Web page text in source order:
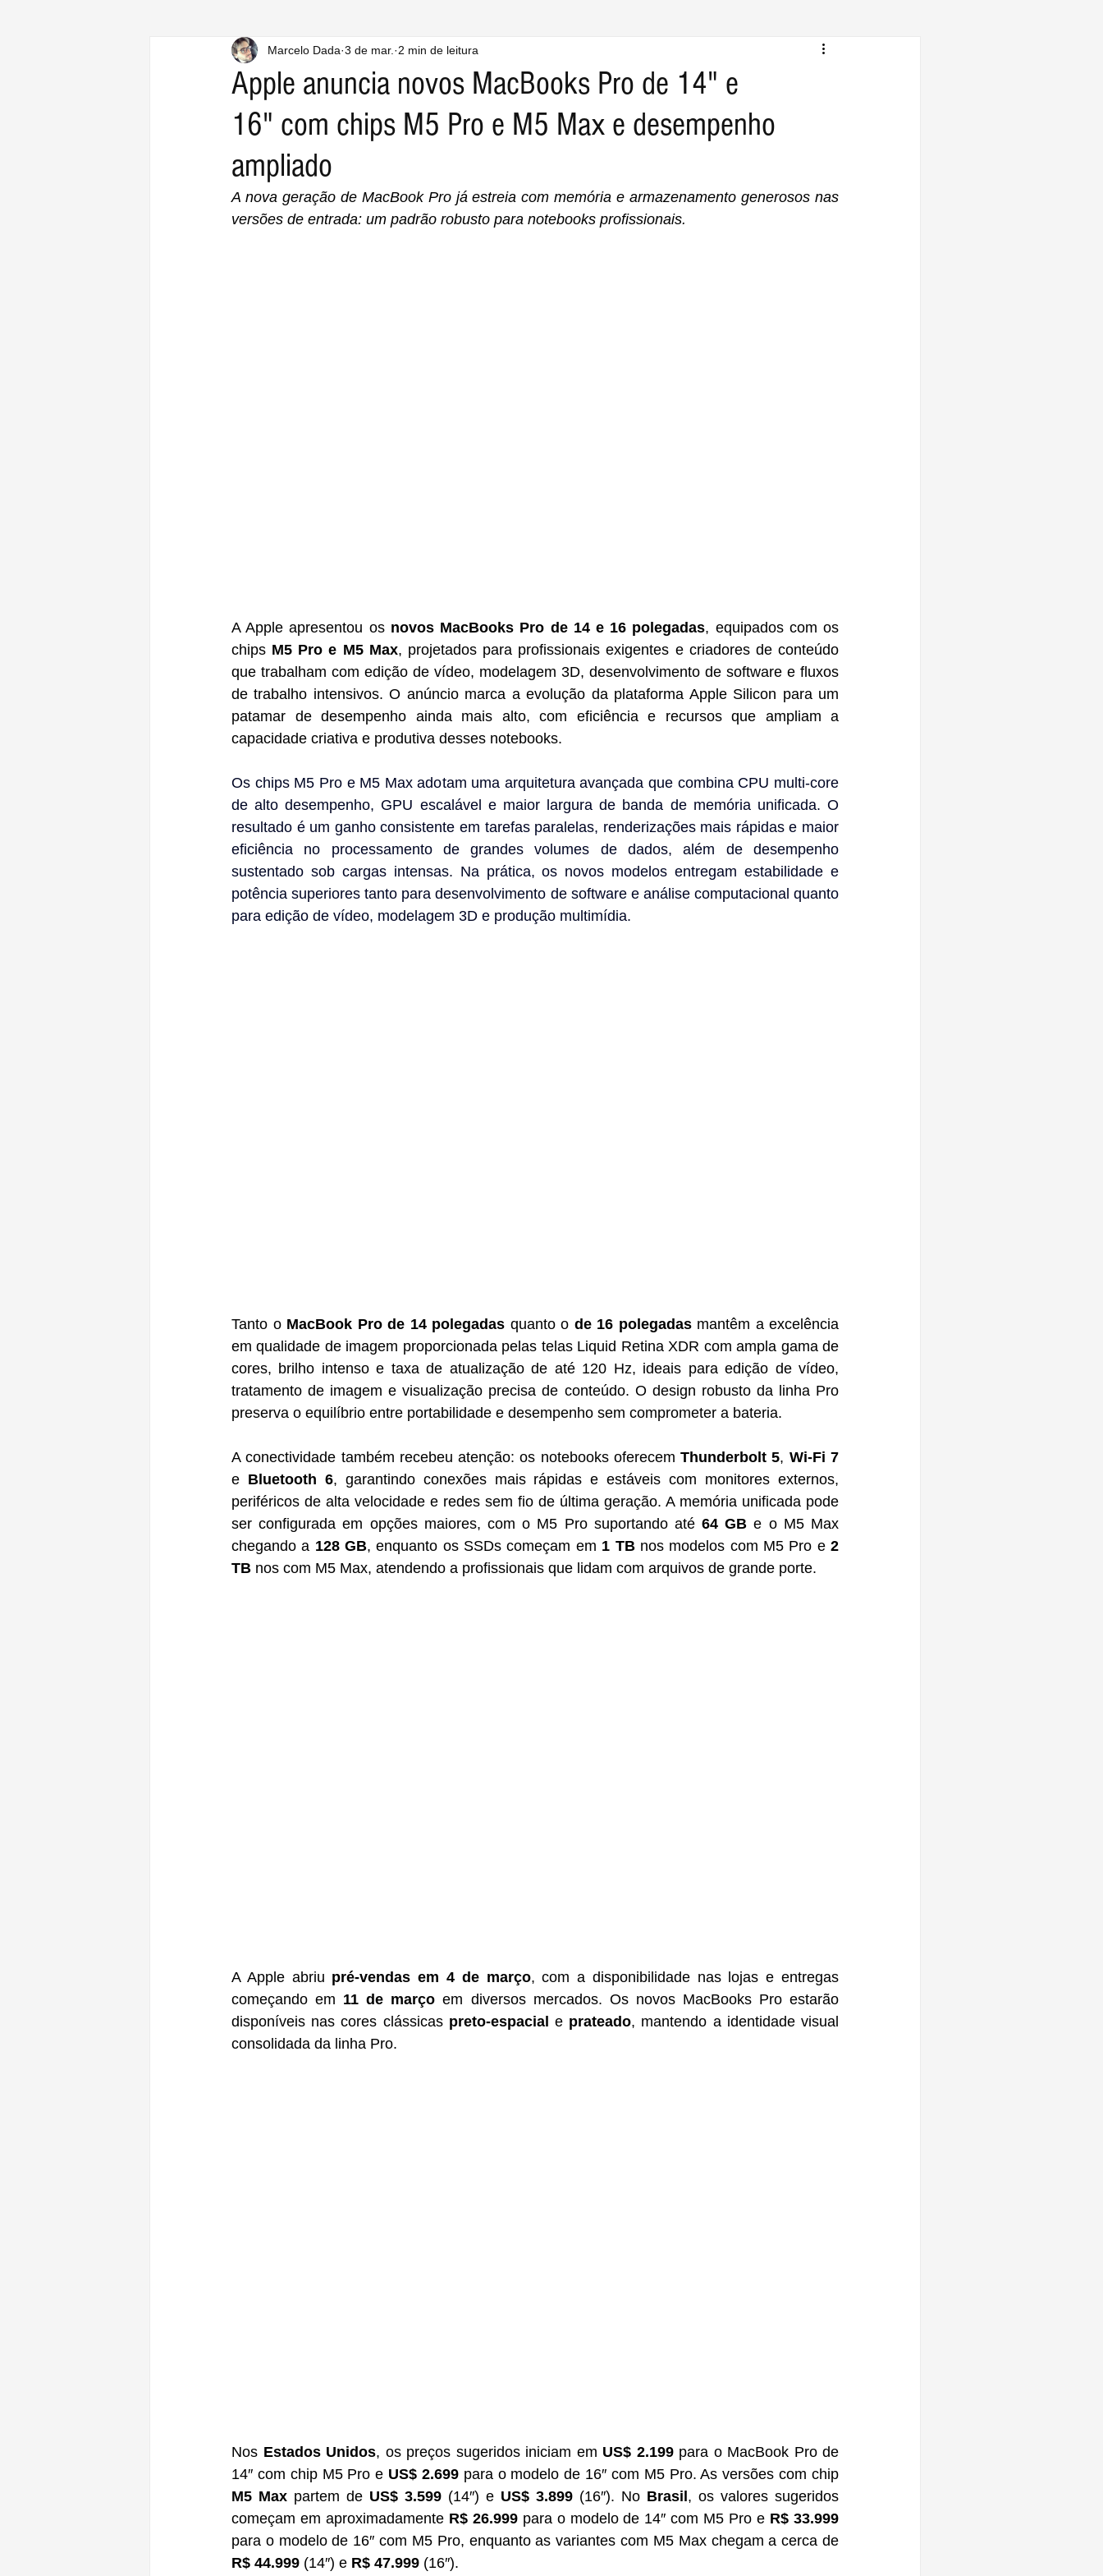
Apple anuncia novos MacBooks Pro de 14" e
16" com chips M5 Pro e M5 Max e desempenho
ampliado
Marcelo Dada 3 de mar. 2 min de leitura
A nova geração de MacBook Pro já estreia com memória e armazenamento generosos nas
versões de entrada: um padrão robusto para notebooks profissionais.
A Apple apresentou os novos MacBooks Pro de 14 e 16 polegadas, equipados com os
chips M5 Pro e M5 Max, projetados para profissionais exigentes e criadores de conteúdo
que trabalham com edição de vídeo, modelagem 3D, desenvolvimento de software e fluxos
de trabalho intensivos. O anúncio marca a evolução da plataforma Apple Silicon para um
patamar de desempenho ainda mais alto, com eficiência e recursos que ampliam a
capacidade criativa e produtiva desses notebooks.
Os chips M5 Pro e M5 Max adotam uma arquitetura avançada que combina CPU multi-core
de alto desempenho, GPU escalável e maior largura de banda de memória unificada. O
resultado é um ganho consistente em tarefas paralelas, renderizações mais rápidas e maior
eficiência no processamento de grandes volumes de dados, além de desempenho
sustentado sob cargas intensas. Na prática, os novos modelos entregam estabilidade e
potência superiores tanto para desenvolvimento de software e análise computacional quanto
para edição de vídeo, modelagem 3D e produção multimídia.
Tanto o MacBook Pro de 14 polegadas quanto o de 16 polegadas mantêm a excelência
em qualidade de imagem proporcionada pelas telas Liquid Retina XDR com ampla gama de
cores, brilho intenso e taxa de atualização de até 120 Hz, ideais para edição de vídeo,
tratamento de imagem e visualização precisa de conteúdo. O design robusto da linha Pro
preserva o equilíbrio entre portabilidade e desempenho sem comprometer a bateria.
A conectividade também recebeu atenção: os notebooks oferecem Thunderbolt 5, Wi-Fi 7
e Bluetooth 6, garantindo conexões mais rápidas e estáveis com monitores externos,
periféricos de alta velocidade e redes sem fio de última geração. A memória unificada pode
ser configurada em opções maiores, com o M5 Pro suportando até 64 GB e o M5 Max
chegando a 128 GB, enquanto os SSDs começam em 1 TB nos modelos com M5 Pro e 2
TB nos com M5 Max, atendendo a profissionais que lidam com arquivos de grande porte.
A Apple abriu pré-vendas em 4 de março, com a disponibilidade nas lojas e entregas
começando em 11 de março em diversos mercados. Os novos MacBooks Pro estarão
disponíveis nas cores clássicas preto-espacial e prateado, mantendo a identidade visual
consolidada da linha Pro.
Nos Estados Unidos, os preços sugeridos iniciam em US$ 2.199 para o MacBook Pro de
14″ com chip M5 Pro e US$ 2.699
M5 Max partem de US$ 3.599 (14″) e US$ 3.899 (16″). No Brasil, os valores sugeridos
começam em aproximadamente R$ 26.999 para o modelo de 14″ com M5 Pro e R$ 33.999
R$ 44.999 (14″) e R$ 47.999 (16″).